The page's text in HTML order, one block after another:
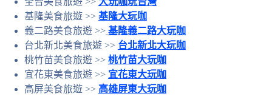
基隆美食旅遊 >> 基隆大玩咖
義二路美食旅遊 >> 基隆義二路大玩咖
台北新北美食旅遊 >> 台北新北大玩咖
桃竹苗美食旅遊 >> 桃竹苗大玩咖
宜花東美食旅遊 >> 宜花東大玩咖
高屏美食旅遊 >> 高雄屏東大玩咖